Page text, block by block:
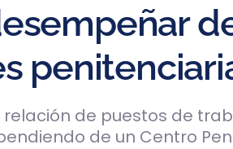
relación de puestos de
de un Centro